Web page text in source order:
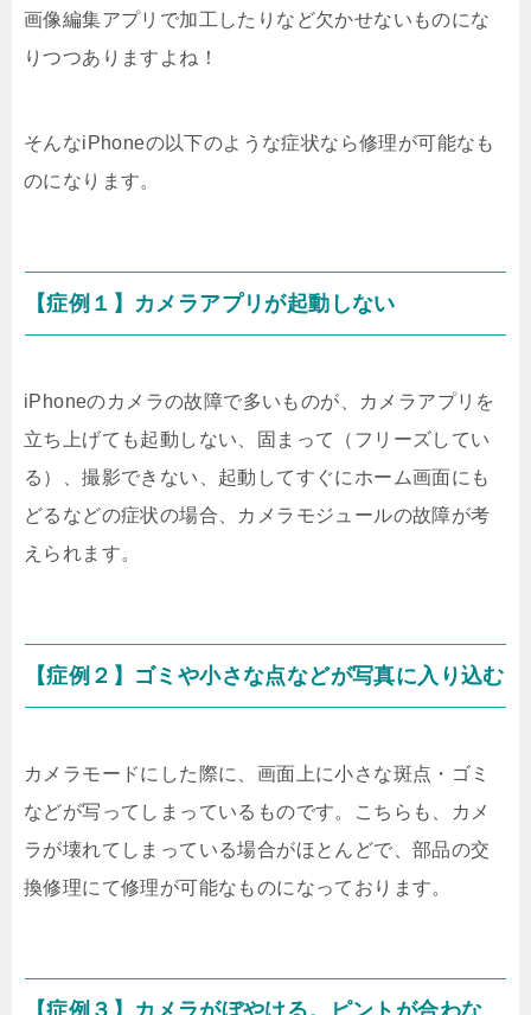
画像編集アプリで加工したりなど欠かせないものにな
りつつありますよね！
そんなiPhoneの以下のような症状なら修理が可能なも
のになります。
【症例１】カメラアプリが起動しない
iPhoneのカメラの故障で多いものが、カメラアプリを
立ち上げても起動しない、固まって（フリーズしてい
る）、撮影できない、起動してすぐにホーム画面にも
どるなどの症状の場合、カメラモジュールの故障が考
えられます。
【症例２】ゴミや小さな点などが写真に入り込む
カメラモードにした際に、画面上に小さな斑点・ゴミ
などが写ってしまっているものです。こちらも、カメ
ラが壊れてしまっている場合がほとんどで、部品の交
換修理にて修理が可能なものになっております。